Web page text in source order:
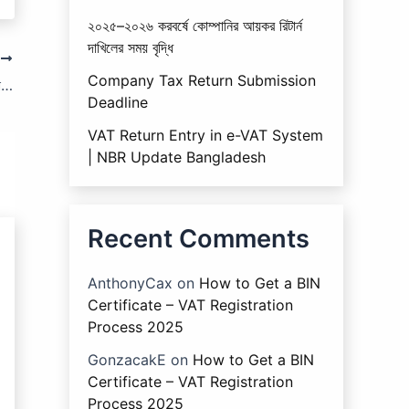
আয়কর আইনের ধারা ২৭৮: ধারা ২৩৮ এর বিধান পরিপালন না করিবার জরিমানা।
২০২৫–২০২৬ করবর্ষে কোম্পানির আয়কর রিটার্ন
দাখিলের সময় বৃদ্ধি
Company Tax Return Submission
Deadline
VAT Return Entry in e-VAT System
| NBR Update Bangladesh
Recent Comments
AnthonyCax on How to Get a BIN
Certificate – VAT Registration
Process 2025
GonzacakE on How to Get a BIN
Certificate – VAT Registration
Process 2025